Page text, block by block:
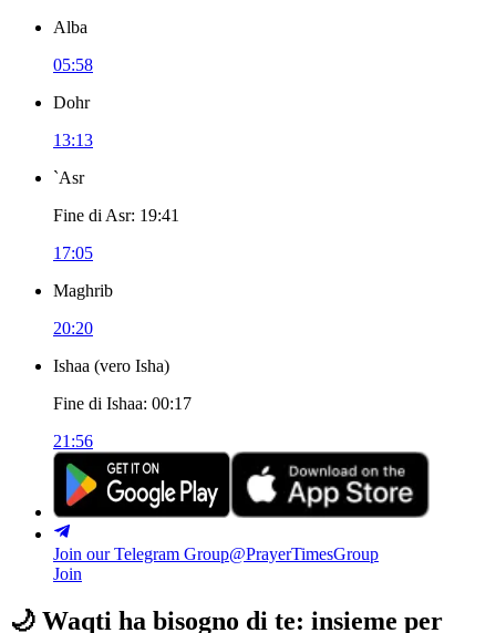
Alba
05:58
Dohr
13:13
`Asr
Fine di Asr: 19:41
17:05
Maghrib
20:20
Ishaa (vero Isha)
Fine di Ishaa: 00:17
21:56
Join our Telegram Group@PrayerTimesGroup
Join
🌙 Waqti ha bisogno di te: insieme per